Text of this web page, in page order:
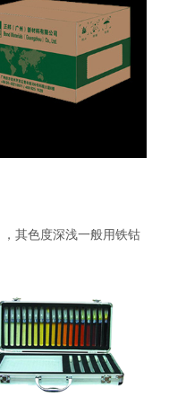
其色度深浅一般用铁钴